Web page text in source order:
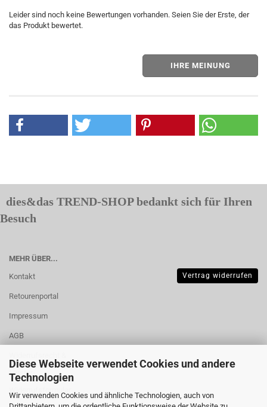
Diese Webseite verwendet Cookies und andere
Technologien
Wir verwenden Cookies und ähnliche Technologien, auch von
Leider sind noch keine Bewertungen vorhanden. Seien Sie der Erste, der
das Produkt bewertet.
IHRE MEINUNG
dies&das TREND-SHOP bedankt sich für Ihren
Besuch
MEHR ÜBER...
Kontakt
Retourenportal
Impressum
AGB
Muster-
Widerrufsformular
Vertrag widerrufen